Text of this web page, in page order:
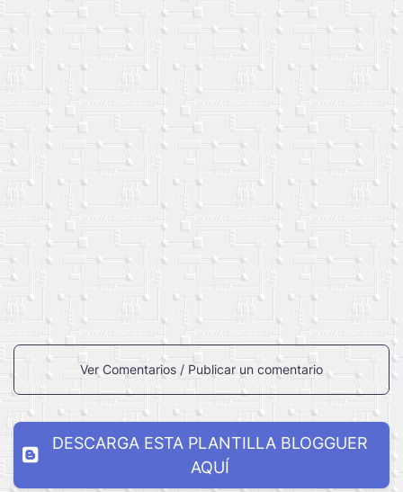
Ver Comentarios / Publicar un comentario
DESCARGA ESTA PLANTILLA BLOGGUER
AQUÍ